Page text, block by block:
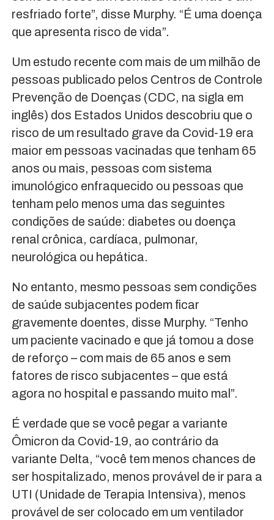
resfriado forte”, disse Murphy. “É uma doença
que apresenta risco de vida”.
Um estudo recente com mais de um milhão de
pessoas publicado pelos Centros de Controle
Prevenção de Doenças (CDC, na sigla em
inglês) dos Estados Unidos descobriu que o
risco de um resultado grave da Covid-19 era
maior em pessoas vacinadas que tenham 65
anos ou mais, pessoas com sistema
imunológico enfraquecido ou pessoas que
tenham pelo menos uma das seguintes
condições de saúde: diabetes ou doença
renal crônica, cardíaca, pulmonar,
neurológica ou hepática.
No entanto, mesmo pessoas sem condições
de saúde subjacentes podem ficar
gravemente doentes, disse Murphy. “Tenho
um paciente vacinado e que já tomou a dose
de reforço – com mais de 65 anos e sem
fatores de risco subjacentes – que está
agora no hospital e passando muito mal”.
É verdade que se você pegar a variante
Ômicron da Covid-19, ao contrário da
variante Delta, “você tem menos chances de
ser hospitalizado, menos provável de ir para a
UTI (Unidade de Terapia Intensiva), menos
provável de ser colocado em um ventilador